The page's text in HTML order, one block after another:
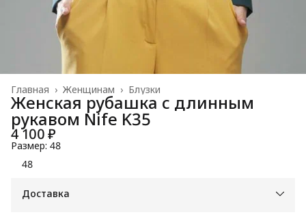
Блузки
Женщинам ›
Главная ›
Женская рубашка с длинным
рукавом Nife K35
4 100 ₽
Размер: 48
48
Доставка